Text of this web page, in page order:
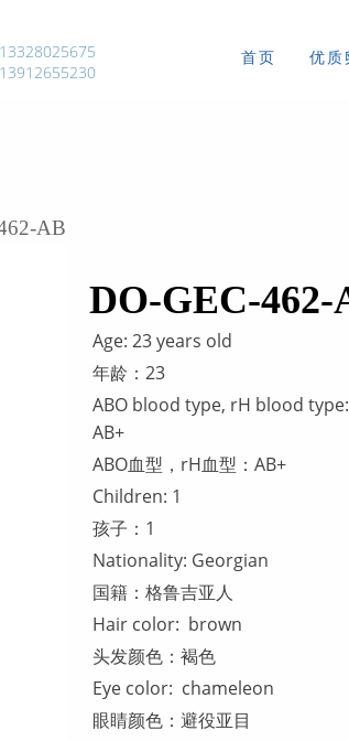
首页 优质
AB
DO-GEC-462-
Age: 23 years old
年龄：23
ABO blood type, rH blood type:
AB+
ABO血型，rH血型：AB+
Children: 1
孩子：1
Nationality: Georgian
国籍：格鲁吉亚人
Hair color: brown
头发颜色：褐色
Eye color: chameleon
眼睛颜色：避役亚目